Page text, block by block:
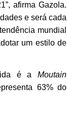
afirma Gazola.
e será cada
mundial
um estilo de
é a Moutain
63% do